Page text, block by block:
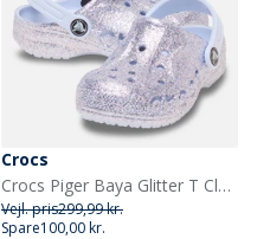
Crocs
Crocs Piger Baya Glitter T Clogs Dreamscape
Vejl. pris299,99 kr.
Spare100,00 kr.